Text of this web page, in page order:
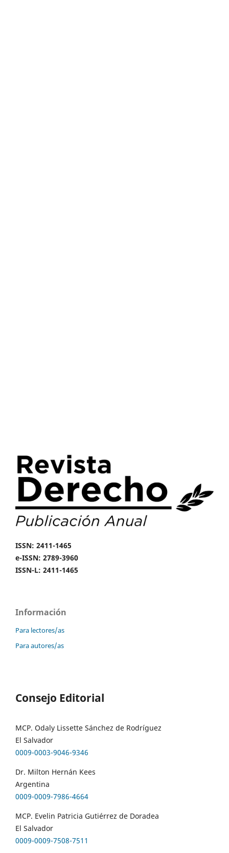
ISSN: 2411-1465
e-ISSN: 2789-3960
ISSN-L: 2411-1465
Información
Para lectores/as
Para autores/as
Consejo Editorial
MCP. Odaly Lissette Sánchez de Rodríguez
El Salvador
0009-0003-9046-9346
Dr. Milton Hernán Kees
Argentina
0009-0009-7986-4664
MCP. Evelin Patricia Gutiérrez de Doradea
El Salvador
0009-0009-7508-7511